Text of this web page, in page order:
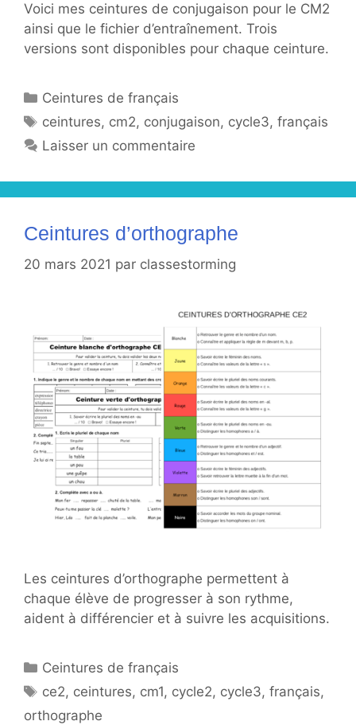
Voici mes ceintures de conjugaison pour le CM2
ainsi que le fichier d’entraînement. Trois
versions sont disponibles pour chaque ceinture.
Catégories
Ceintures de français
Étiquettes
ceintures, cm2, conjugaison, cycle3,français
Laisser un commentaire
Ceintures d’orthographe
20 mars 2021 par classestorming
Les ceintures d’orthographe permettent à
chaque élève de progresser à son rythme,
aident à différencier et à suivre les acquisitions.
Catégories
Ceintures de français
Étiquettes
ce2, ceintures, cm1, cycle2, cycle3,français,
orthographe